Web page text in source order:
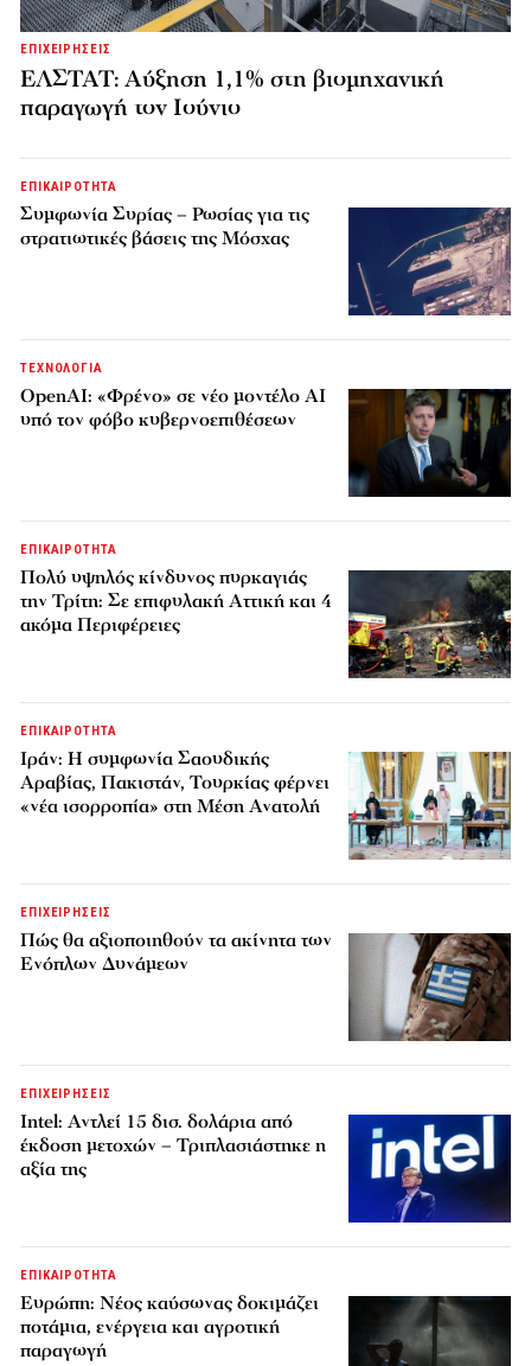
ΕΠΙΧΕΙΡΗΣΕΙΣ
ΕΛΣΤΑΤ: Αύξηση 1,1% στη βιομηχανική
παραγωγή τον Ιούνιο
ΕΠΙΚΑΙΡΟΤΗΤΑ
Συμφωνία Συρίας – Ρωσίας για τις
στρατιωτικές βάσεις της Μόσχας
ΤΕΧΝΟΛΟΓΙΑ
OpenAI: «Φρένο» σε νέο μοντέλο AI
υπό τον φόβο κυβερνοεπιθέσεων
ΕΠΙΚΑΙΡΟΤΗΤΑ
Πολύ υψηλός κίνδυνος πυρκαγιάς
την Τρίτη: Σε επιφυλακή Αττική και 4
ακόμα Περιφέρειες
ΕΠΙΚΑΙΡΟΤΗΤΑ
Ιράν: Η συμφωνία Σαουδικής
Αραβίας, Πακιστάν, Τουρκίας φέρνει
«νέα ισορροπία» στη Μέση Ανατολή
ΕΠΙΧΕΙΡΗΣΕΙΣ
Πώς θα αξιοποιηθούν τα ακίνητα των
Ενόπλων Δυνάμεων
ΕΠΙΧΕΙΡΗΣΕΙΣ
Intel: Αντλεί 15 δισ. δολάρια από
έκδοση μετοχών – Τριπλασιάστηκε η
αξία της
ΕΠΙΚΑΙΡΟΤΗΤΑ
Ευρώπη: Νέος καύσωνας δοκιμάζει
ποτάμια, ενέργεια και αγροτική
παραγωγή